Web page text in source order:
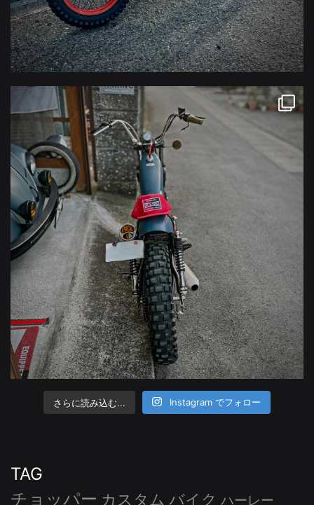
さらに読み込む... Instagram でフォロー
TAG
チョッパー カスタム バイク ハーレー